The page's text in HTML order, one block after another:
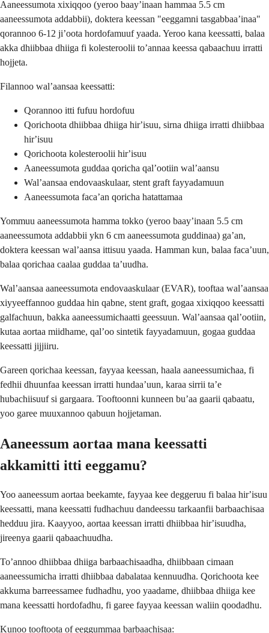
Aaneessumota xixiqqoo (yeroo baayʼinaan hammaa 5.5 cm
aaneessumota addabbii), doktera keessan "eeggamni tasgabbaaʼinaa"
qorannoo 6-12 jiʼoota hordofamuuf yaada. Yeroo kana keessatti, balaa
akka dhiibbaa dhiiga fi kolesteroolii toʼannaa keessa qabaachuu irratti
hojjeta.
Filannoo walʼaansaa keessatti:
Qorannoo itti fufuu hordofuu
Qorichoota dhiibbaa dhiiga hirʼisuu, sirna dhiiga irratti dhiibbaa
hirʼisuu
Qorichoota kolesteroolii hirʼisuu
Aaneessumota guddaa qoricha qalʼootiin walʼaansu
Walʼaansaa endovaaskulaar, stent graft fayyadamuun
Aaneessumota facaʼan qoricha hatattamaa
Yommuu aaneessumota hamma tokko (yeroo baayʼinaan 5.5 cm
aaneessumota addabbii ykn 6 cm aaneessumota guddinaa) gaʼan,
doktera keessan walʼaansa ittisuu yaada. Hamman kun, balaa facaʼuun,
balaa qorichaa caalaa guddaa taʼuudha.
Walʼaansaa aaneessumota endovaaskulaar (EVAR), tooftaa walʼaansaa
xiyyeeffannoo guddaa hin qabne, stent graft, gogaa xixiqqoo keessatti
galfachuun, bakka aaneessumichaatti geessuun. Walʼaansaa qalʼootiin,
kutaa aortaa miidhame, qalʼoo sintetik fayyadamuun, gogaa guddaa
keessatti jijjiiru.
Gareen qorichaa keessan, fayyaa keessan, haala aaneessumichaa, fi
fedhii dhuunfaa keessan irratti hundaaʼuun, karaa sirrii taʼe
hubachiisuuf si gargaara. Tooftoonni kunneen buʼaa gaarii qabaatu,
yoo garee muuxannoo qabuun hojjetaman.
Aaneessum aortaa mana keessatti
akkamitti itti eeggamu?
Yoo aaneessum aortaa beekamte, fayyaa kee deggeruu fi balaa hirʼisuu
keessatti, mana keessatti fudhachuu dandeessu tarkaanfii barbaachisaa
hedduu jira. Kaayyoo, aortaa keessan irratti dhiibbaa hirʼisuudha,
jireenya gaarii qabaachuudha.
Toʼannoo dhiibbaa dhiiga barbaachisaadha, dhiibbaan cimaan
aaneessumicha irratti dhiibbaa dabalataa kennuudha. Qorichoota kee
akkuma barreessamee fudhadhu, yoo yaadame, dhiibbaa dhiiga kee
mana keessatti hordofadhu, fi garee fayyaa keessan waliin qoodadhu.
Kunoo tooftoota of eeggummaa barbaachisaa: